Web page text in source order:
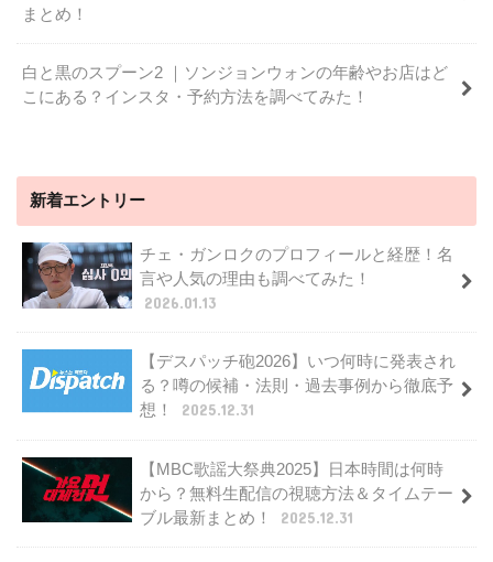
まとめ！
白と黒のスプーン2 ｜ソンジョンウォンの年齢やお店はど
こにある？インスタ・予約方法を調べてみた！
新着エントリー
チェ・ガンロクのプロフィールと経歴！名
言や人気の理由も調べてみた！
2026.01.13
【デスパッチ砲2026】いつ何時に発表され
る？噂の候補・法則・過去事例から徹底予
想！
2025.12.31
【MBC歌謡大祭典2025】日本時間は何時
から？無料生配信の視聴方法＆タイムテー
ブル最新まとめ！
2025.12.31